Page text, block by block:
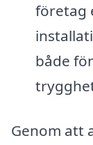
företag
både
Genom att